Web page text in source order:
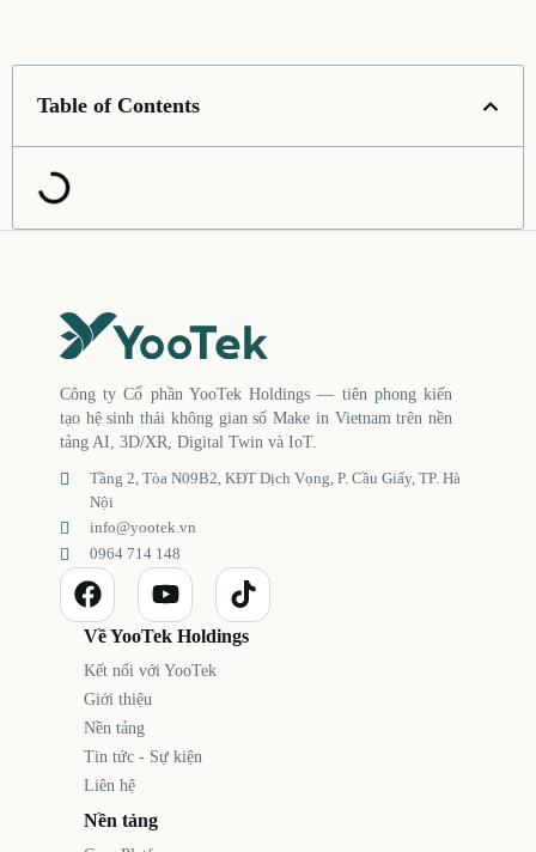
Table of Contents
Công ty Cổ phần YooTek Holdings — tiên phong kiến
tạo hệ sinh thái không gian số Make in Vietnam trên nền
tảng AI, 3D/XR, Digital Twin và IoT.
Tầng 2, Tòa N09B2, KĐT Dịch Vọng, P. Cầu Giấy, TP. Hà
Nội
info@yootek.vn
0964 714 148
Về YooTek Holdings
Kết nối với YooTek
Giới thiệu
Nền tảng
Tin tức - Sự kiện
Liên hệ
Nền tảng